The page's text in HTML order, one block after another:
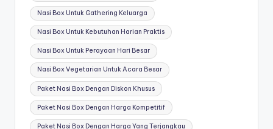
Nasi Box Untuk Gathering Keluarga
Nasi Box Untuk Kebutuhan Harian Praktis
Nasi Box Untuk Perayaan Hari Besar
Nasi Box Vegetarian Untuk Acara Besar
Paket Nasi Box Dengan Diskon Khusus
Paket Nasi Box Dengan Harga Kompetitif
Paket Nasi Box Dengan Harga Yang Terjangkau